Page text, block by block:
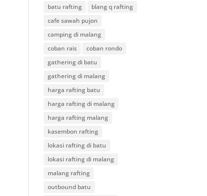
batu rafting
blang q rafting
cafe sawah pujon
camping di malang
coban rais
coban rondo
gathering di batu
gathering di malang
harga rafting batu
harga rafting di malang
harga rafting malang
kasembon rafting
lokasi rafting di batu
lokasi rafting di malang
malang rafting
outbound batu